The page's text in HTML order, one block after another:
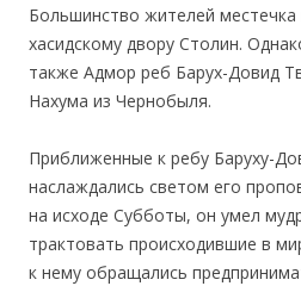
Большинство жителей
хасидскому двору Столин.
также Адмор реб Барух-Довид
Нахума из Чернобыля.
Приближенные к ребу Баруху-
наслаждались светом его
на исходе Субботы, он умел
трактовать происходившие в
к нему обращались